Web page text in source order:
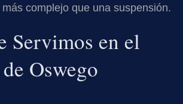
complejo que una suspensión.
Servimos en el
Oswego